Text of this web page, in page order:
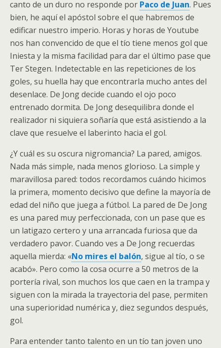
canto de un duro no responde por Paco de Juan. Pues
bien, he aquí el apóstol sobre el que habremos de
edificar nuestro imperio. Horas y horas de Youtube
nos han convencido de que el tío tiene menos gol que
Iniesta y la misma facilidad para dar el último pase que
Ter Stegen. Indetectable en las repeticiones de los
goles, su huella hay que encontrarla mucho antes del
desenlace. De Jong decide cuando el ojo poco
entrenado dormita. De Jong desequilibra donde el
realizador ni siquiera soñaría que está asistiendo a la
clave que resuelve el laberinto hacia el gol.
¿Y cuál es su oscura nigromancia? La pared, amigos.
Nada más simple, nada menos glorioso. La simple y
maravillosa pared: todos recordamos cuándo hicimos
la primera, momento decisivo que define la mayoría de
edad del niño que juega a fútbol. La pared de De Jong
es una pared muy perfeccionada, con un pase que es
un latigazo certero y una arrancada furiosa que da
verdadero pavor. Cuando ves a De Jong recuerdas
aquella mierda: «No mires el balón, sigue al tío, o se
acabó». Pero como la cosa ocurre a 50 metros de la
portería rival, son muchos los que caen en la trampa y
siguen con la mirada la trayectoria del pase, permiten
una superioridad numérica y, diez segundos después,
gol.
Para entender tanto talento en un tío tan joven uno